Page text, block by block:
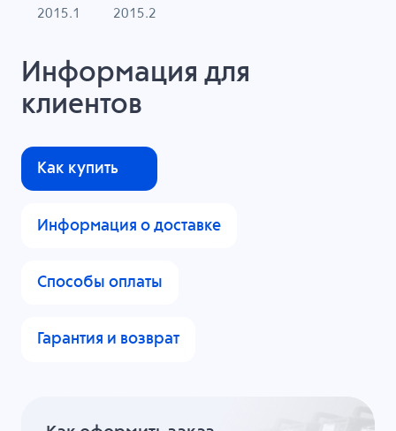
2015.1
2015.2
Информация для
клиентов
Как купить
Информация о доставке
Способы оплаты
Гарантия и возврат